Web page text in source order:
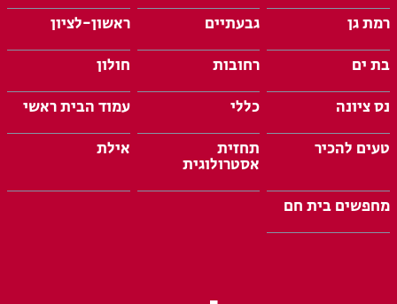
רמת גן
גבעתיים
ראשון-לציון
בת ים
רחובות
חולון
נס ציונה
כללי
עמוד הבית ראשי
טעים להכיר
תחזית
אסטרולוגית
אילת
מחפשים בית חם